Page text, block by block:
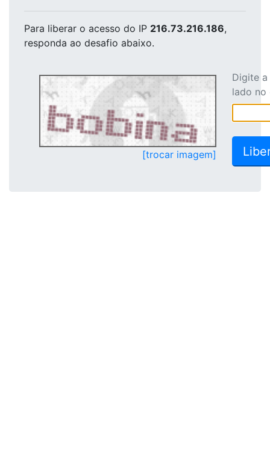
Para liberar o acesso do IP 216.73.216.186,
responda ao desafio abaixo.
[trocar imagem]
Digite
lado no